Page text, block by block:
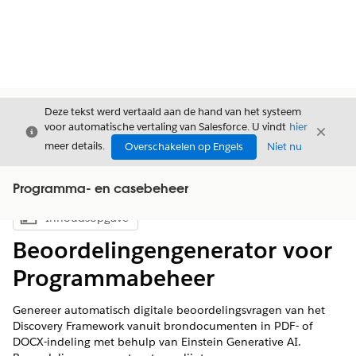
Sluiten
Deze tekst werd vertaald aan de hand van het systeem
voor automatische vertaling van Salesforce. U vindt hier
meer details.
Overschakelen op Engels Niet nu
Sluiten
Programma- en casebeheer
Inhoudsopgave weergeven
Inhoudsopgave
Beoordelingengenerator voor
Programmabeheer
Genereer automatisch digitale beoordelingsvragen van het
Discovery Framework vanuit brondocumenten in PDF- of
DOCX-indeling met behulp van Einstein Generative AI.